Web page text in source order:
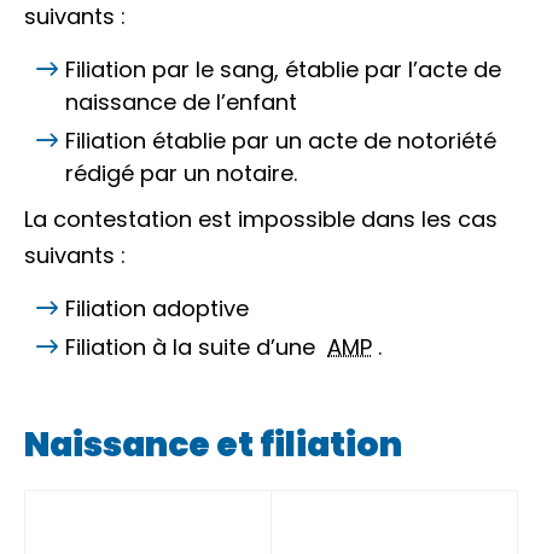
suivants :
Filiation par le sang, établie par l’acte de
naissance de l’enfant
Filiation établie par un acte de notoriété
rédigé par un notaire.
La contestation est impossible dans les cas
suivants :
Filiation adoptive
Filiation à la suite d’une AMP .
Naissance et filiation